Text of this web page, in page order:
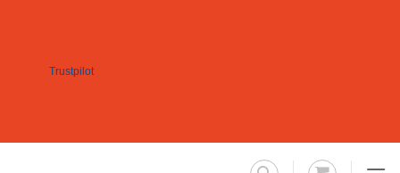
Trustpilot